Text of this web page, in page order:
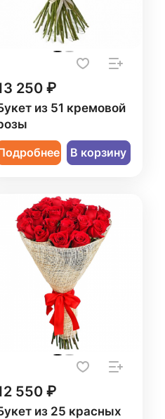
250 ₽
из 51 кремовой
В корзину
550 ₽
из 25 красных